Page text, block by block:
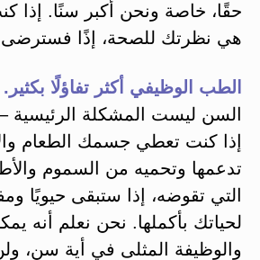
حقًا، خاصة ونحن أكبر سنًا. إذا
هي نظرتك للصحة، إذًا فسترضى
الطب الوظيفي أكثر تفاؤلًا بكثير.
السن ليست المشكلة الرئيسية –
إذا كنت تعطي جسمك الطعام
تدعمها وتحميه من السموم
التي تقوضه، إذا ستبقى حيويًا
لحياتك بأكملها. نحن نعلم أنه
والوظيفة المثلى في أية سن،